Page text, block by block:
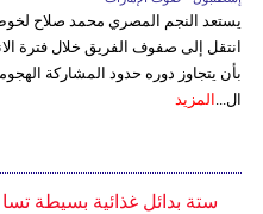
يستعد النجم المصري محمد صلاح
انتقل إلى صفوف الفريق خلال فترة
بأن يتجاوز دوره حدود المشاركة
ال... المزيد
ستة بدائل غذائية بسيطة